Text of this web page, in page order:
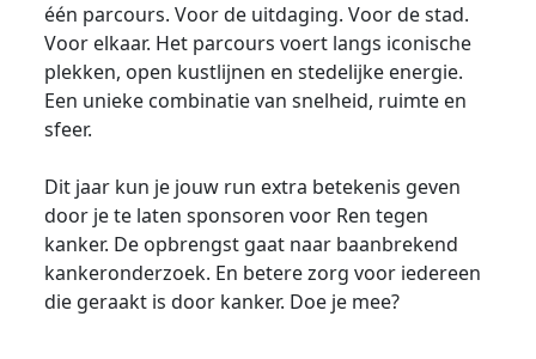
één parcours. Voor de uitdaging. Voor de stad.
Voor elkaar. Het parcours voert langs iconische
plekken, open kustlijnen en stedelijke energie.
Een unieke combinatie van snelheid, ruimte en
sfeer.
Dit jaar kun je jouw run extra betekenis geven
door je te laten sponsoren voor Ren tegen
kanker. De opbrengst gaat naar baanbrekend
kankeronderzoek. En betere zorg voor iedereen
die geraakt is door kanker. Doe je mee?